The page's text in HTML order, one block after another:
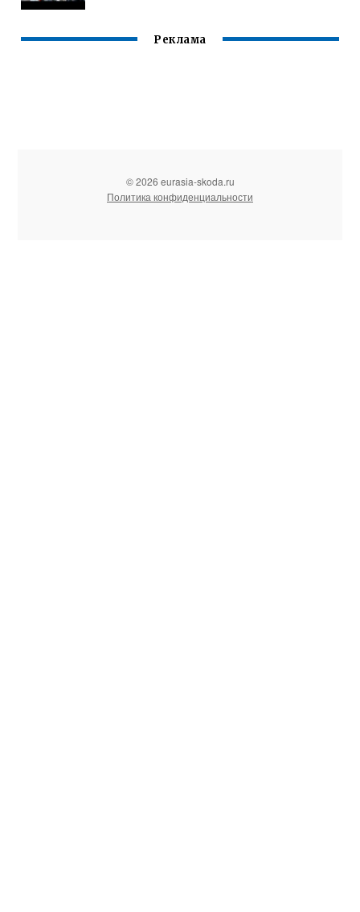
Реклама
© 2026 eurasia-skoda.ru
Политика конфиденциальности